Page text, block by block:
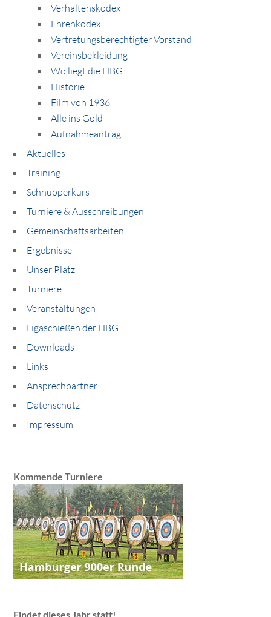
Verhaltenskodex
Ehrenkodex
Vertretungsberechtigter Vorstand
Vereinsbekleidung
Wo liegt die HBG
Historie
Film von 1936
Alle ins Gold
Aufnahmeantrag
Aktuelles
Training
Schnupperkurs
Turniere & Ausschreibungen
Gemeinschaftsarbeiten
Ergebnisse
Unser Platz
Turniere
Veranstaltungen
Ligaschießen der HBG
Downloads
Links
Ansprechpartner
Datenschutz
Impressum
Kommende Turniere
Findet dieses Jahr statt!